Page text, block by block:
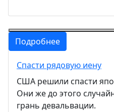
Подробнее
Спасти рядовую иену
США решили спасти
Они же до этого
грань девальвации.